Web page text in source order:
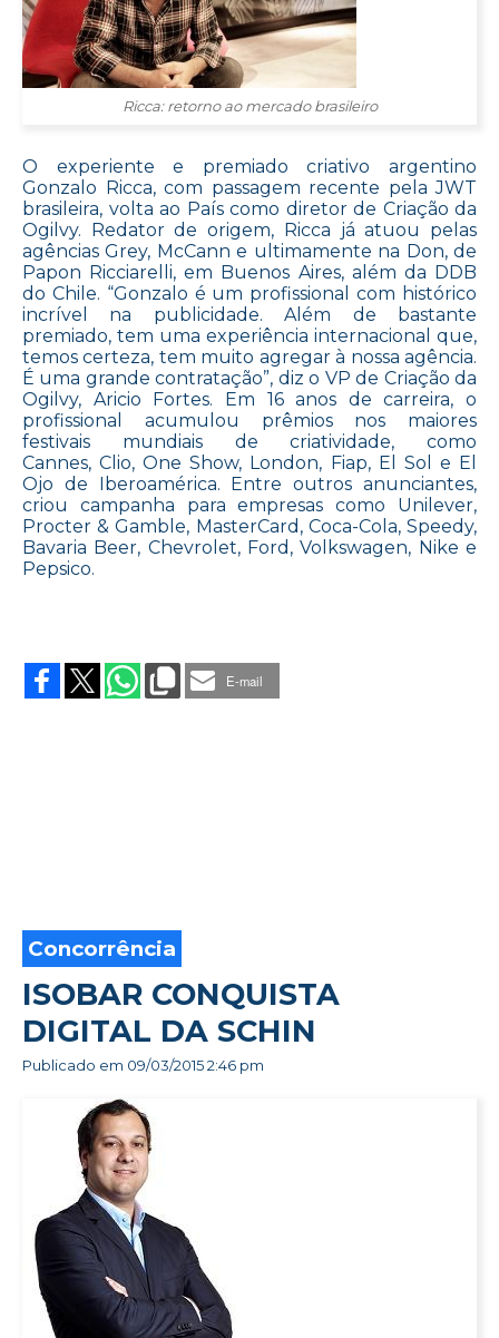
Ricca: retorno ao mercado brasileiro
O experiente e premiado criativo argentino
Gonzalo Ricca, com passagem recente pela JWT
brasileira, volta ao País como diretor de Criação da
Ogilvy. Redator de origem, Ricca já atuou pelas
agências Grey, McCann e ultimamente na Don, de
Papon Ricciarelli, em Buenos Aires, além da DDB
do Chile. “Gonzalo é um profissional com histórico
incrível na publicidade. Além de bastante
premiado, tem uma experiência internacional que,
temos certeza, tem muito agregar à nossa agência.
É uma grande contratação”, diz o VP de Criação da
Ogilvy, Aricio Fortes. Em 16 anos de carreira, o
profissional acumulou prêmios nos maiores
festivais mundiais de criatividade, como
Cannes, Clio, One Show, London, Fiap, El Sol e El
Ojo de Iberoamérica. Entre outros anunciantes,
criou campanha para empresas como Unilever,
Procter & Gamble, MasterCard, Coca-Cola, Speedy,
Bavaria Beer, Chevrolet, Ford, Volkswagen, Nike e
Pepsico.
VOLTA
AO
E-mail
Concorrência
ISOBAR CONQUISTA
DIGITAL DA SCHIN
Publicado em 09/03/2015 2:46 pm